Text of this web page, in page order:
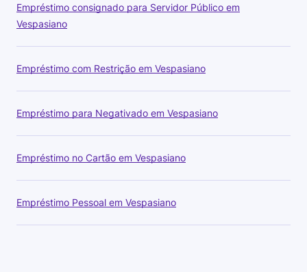
Empréstimo consignado para Servidor Público em
Vespasiano
Empréstimo com Restrição em Vespasiano
Empréstimo para Negativado em Vespasiano
Empréstimo no Cartão em Vespasiano
Empréstimo Pessoal em Vespasiano